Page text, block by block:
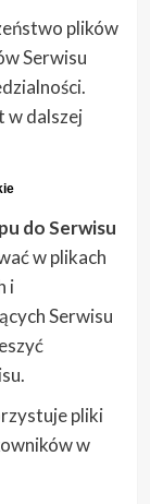
plików
Serwisu
w dalszej
do Serwisu
w plikach
i
Serwisu
pliki
w